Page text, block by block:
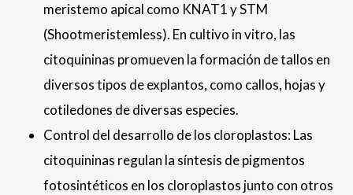
meristemo apical como KNAT1 y STM
(Shootmeristemless). En cultivo in vitro, las
citoquininas promueven la formación de tallos en
diversos tipos de explantos, como callos, hojas y
cotiledones de diversas especies.
Control del desarrollo de los cloroplastos: Las
citoquininas regulan la síntesis de pigmentos
fotosintéticos en los cloroplastos junto con otros